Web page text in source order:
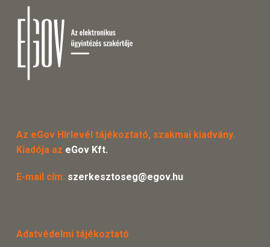
Az eGov Hírlevél tájékoztató, szakmai kiadvány.
Kiadója az eGov Kft.
E-mail cím: szerkesztoseg@egov.hu
Adatvédelmi tájékoztató